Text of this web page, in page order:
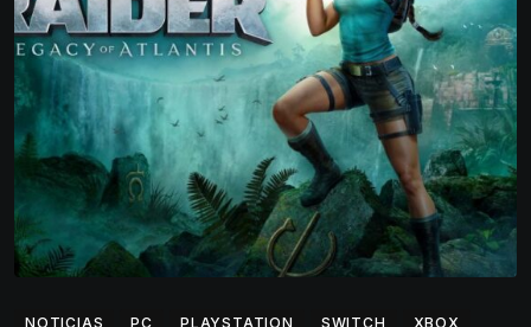
NOTICIAS PC PLAYSTATION SWITCH XBOX